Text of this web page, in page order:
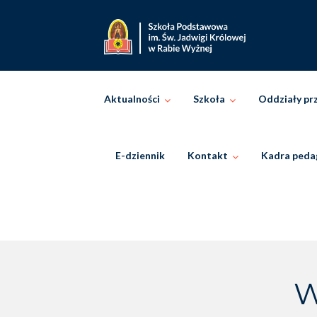
Aktualności Szkoła Oddziały
E-dziennik Kontakt Kadra